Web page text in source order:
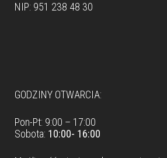
NIP: 951 238 48 30
GODZINY OTWARCIA:
Pon-Pt: 9:00 – 17:00
Sobota: 10:00- 16:00